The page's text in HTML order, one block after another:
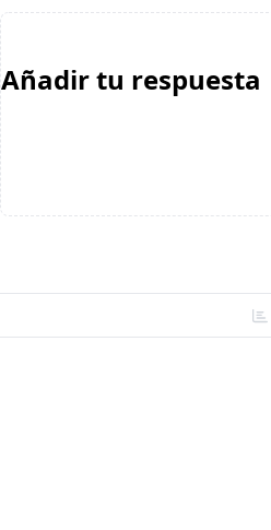
Añadir tu respuesta